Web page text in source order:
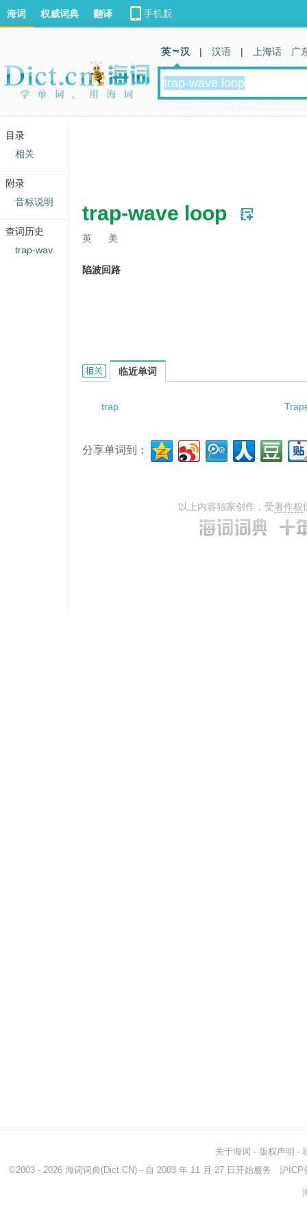
trap-wave loop
英 美
陷波回路
trap-wave loop的相关资料：
临近单词
trap
分享单词到：
以上内容独家创作，受著作权
海词 权威词典 翻译
英 汉 | 汉语 | 上海话 广
关于海词 - 版权声明 -
©2003 - 2026 海词词典(Dict.CN) - 自 2003 年 11 月 27 日开始服务 沪ICP
目录
相关
附录
音标说明
查词历史
trap-wav